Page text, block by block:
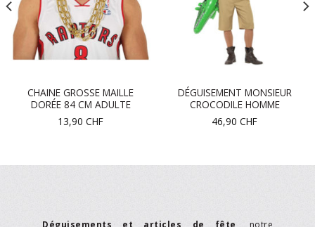
CHAINE GROSSE MAILLE
DORÉE 84 CM ADULTE
13,90 CHF
DÉGUISEMENT MONSIEUR
CROCODILE HOMME
46,90 CHF
Déguisements et articles de fête , notre